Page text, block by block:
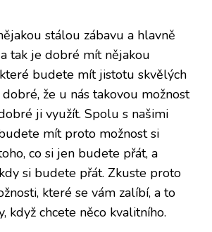
stálou zábavu a hlavně
tak je dobré mít nějakou
budete mít jistotu skvělých
že u nás takovou možnost
ji využít. Spolu s našimi
mít proto možnost si
co si jen budete přát, a
si budete přát. Zkuste proto
které se vám zalíbí, a to
když chcete něco kvalitního.